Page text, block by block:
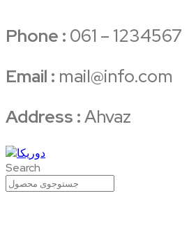
Phone : 061 – 1234567
Email : mail@info.com
Address :Ahvaz
Search